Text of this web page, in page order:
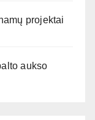
projektai
aukso